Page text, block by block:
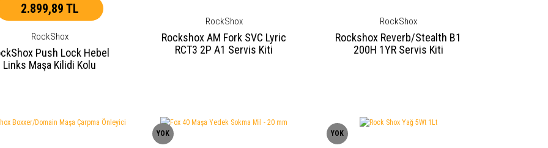
2.899,89 TL
RockShox
Push Lock Hebel
Links Maşa Kilidi Kolu
RockShox
Rockshox AM Fork SVC Lyric
RCT3 2P A1 Servis Kiti
RockShox
Rockshox Reverb/Stealth B1
200H 1YR Servis Kiti
YOK YOK